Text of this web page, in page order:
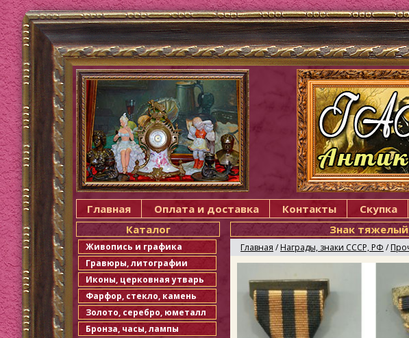
Главная Оплата и доставка Контакты Скупка
Каталог
Живопись и графика
Гравюры, литографии
Иконы, церковная утварь
Фарфор, стекло, камень
Золото, серебро, юметалл
Бронза, часы, лампы
Знак
Главная / Награды, знаки СССР, РФ /